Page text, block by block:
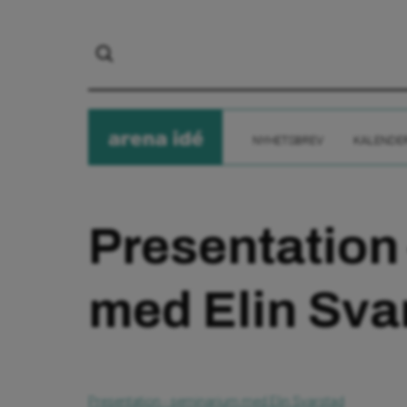
arenaide KALENDER
med Elin
Presentation - seminarium med Elin Svarstad